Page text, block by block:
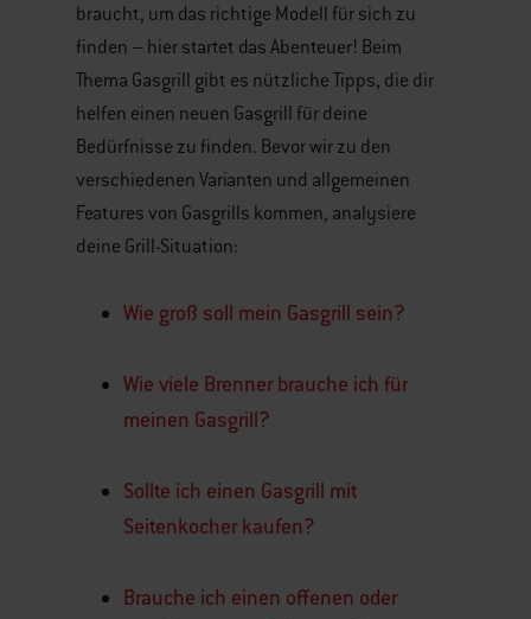
braucht, um das richtige Modell für sich zu
finden – hier startet das Abenteuer! Beim
Thema Gasgrill gibt es nützliche Tipps, die dir
helfen einen neuen Gasgrill für deine
Bedürfnisse zu finden. Bevor wir zu den
verschiedenen Varianten und allgemeinen
Features von Gasgrills kommen, analysiere
deine Grill-Situation:
Wie groß soll mein Gasgrill sein?
Wie viele Brenner brauche ich für
meinen Gasgrill?
Sollte ich einen Gasgrill mit
Seitenkocher kaufen?
Brauche ich einen offenen oder